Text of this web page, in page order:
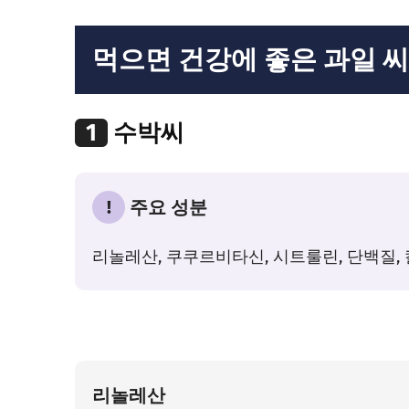
먹으면 건강에 좋은 과일 씨
1 수박씨
! 주요 성분
리놀레산, 쿠쿠르비타신, 시트룰린, 단백질,
리놀레산